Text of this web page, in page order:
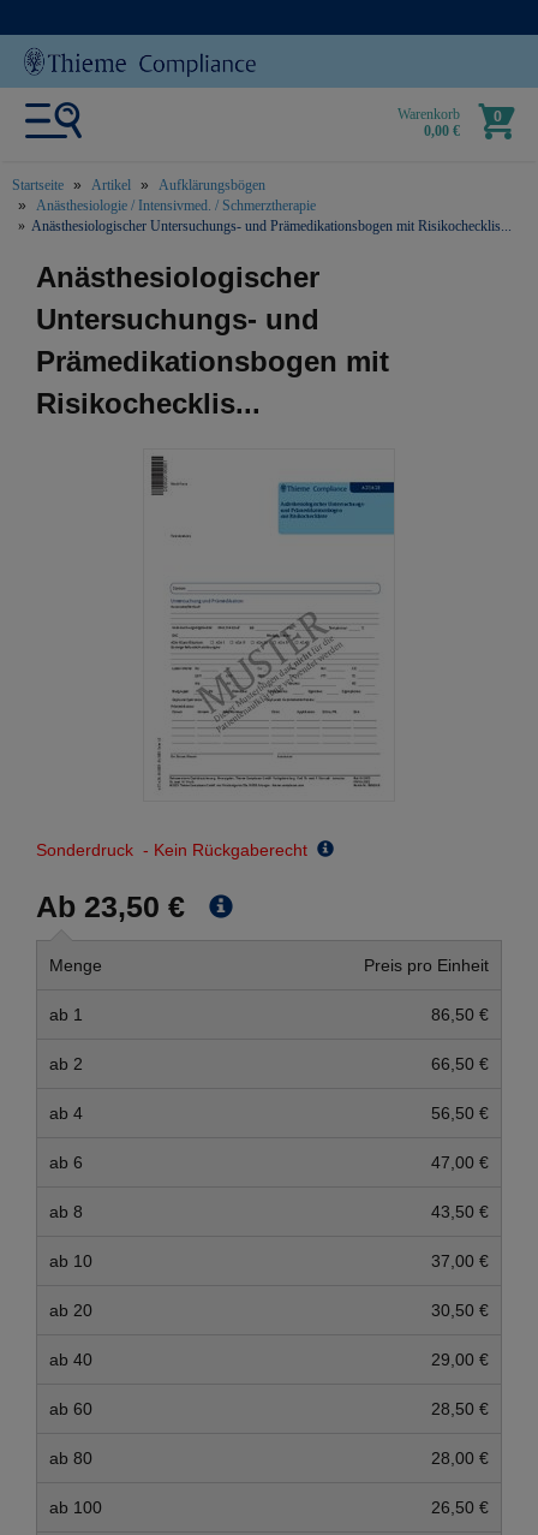
Warenkorb
0,00 €
0
Startseite Artikel
Aufklärungsbögen
Anästhesiologie / Intensivmed. / Schmerztherapie
Anästhesiologischer Untersuchungs- und Prämedikationsbogen mit Risikochecklis...
text.skipToContent
text.skipToNavigation
Anästhesiologischer
Untersuchungs- und
Prämedikationsbogen mit
Risikochecklis...
Sonderdruck - Kein Rückgaberecht
Ab 23,50 €
Menge Preis pro Einheit
ab 1 86,50 €
ab 2 66,50 €
ab 4 56,50 €
ab 6 47,00 €
ab 8 43,50 €
ab 10 37,00 €
ab 20 30,50 €
ab 40 29,00 €
ab 60 28,50 €
ab 80 28,00 €
ab 100 26,50 €